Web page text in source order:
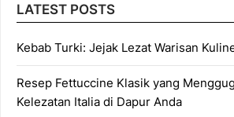
LATEST POSTS
Kebab Turki: Jejak Lezat Warisan
Resep Fettuccine Klasik yang
Kelezatan Italia di Dapur Anda